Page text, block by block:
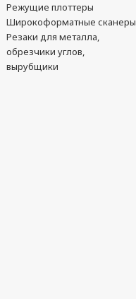
Режущие плоттеры
Широкоформатные сканеры
Резаки для металла,
обрезчики углов,
вырубщики